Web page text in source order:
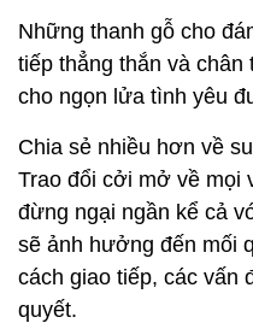
Những thanh gỗ cho
tiếp thẳng thắn và
cho ngọn lửa tình yêu
Chia sẻ nhiều hơn về
Trao đổi cởi mở về mọi
đừng ngại ngần kể cả
sẽ ảnh hưởng đến mối
cách giao tiếp, các vấn
quyết.